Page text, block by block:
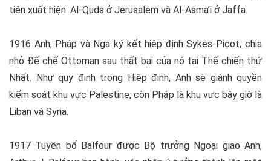
tiên xuất hiện: Al-Quds ở Jerusalem và Al-Asma’i ở Jaffa.
1916 Anh, Pháp và Nga ký kết hiệp định Sykes-Picot, chia
nhỏ Đế chế Ottoman sau thất bại của nó tại Thế chiến thứ
Nhất. Như quy định trong Hiệp định, Anh sẽ giành quyền
kiểm soát khu vực Palestine, còn Pháp là khu vực bây giờ là
Liban và Syria.
1917 Tuyên bố Balfour được Bộ trưởng Ngoại giao Anh,